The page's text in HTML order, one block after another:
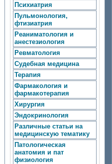
Психиатрия
Пульмонология,
фтизиатрия
Реаниматология и
анестезиология
Ревматология
Судебная медицина
Терапия
Фармакология и
фармакотерапия
Хирургия
Эндокринология
Различные статьи на
медицинскую тематику
Патологическая
анатомия и пат
физиология